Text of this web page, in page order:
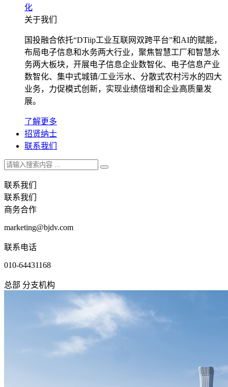
化
关于我们
国投融合依托“DTiip工业互联网双跨平台”和AI的赋能，
布局电子信息和水务两大行业，聚焦智慧工厂和智慧水
务两大板块，开展电子信息企业数智化、电子信息产业
数智化、集中式城镇/工业污水、分散式农村污水的四大
业务，力促模式创新，实现业绩倍增和企业高质量发
展。
了解更多
招贤纳士
联系我们
联系我们
联系我们
商务合作
marketing@bjdv.com
联系电话
010-64431168
总部 分支机构